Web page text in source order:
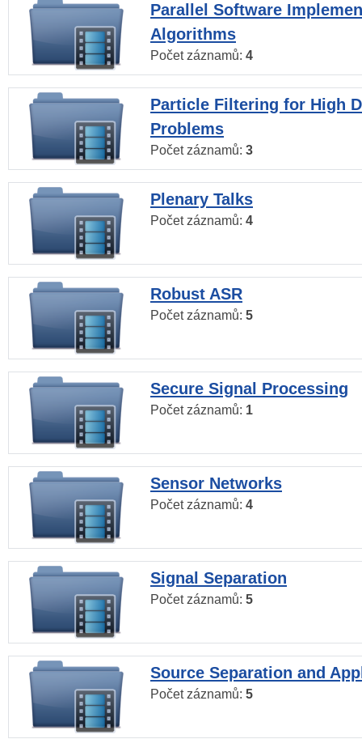
Parallel Software
Algorithms
Počet záznamů: 4
Particle Filtering for High
Problems
Počet záznamů: 3
Plenary Talks
Počet záznamů: 4
Robust ASR
Počet záznamů: 5
Secure Signal Processing
Počet záznamů: 1
Sensor Networks
Počet záznamů: 4
Signal Separation
Počet záznamů: 5
Source Separation and
Počet záznamů: 5